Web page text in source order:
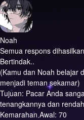
Noah
Semua respons
Bertindak..
(Kamu dan Noah belajar
menjadi teman sekamar)
Tujuan: Pacar Anda
tenangkannya dan
Kemarahan Awal: 70